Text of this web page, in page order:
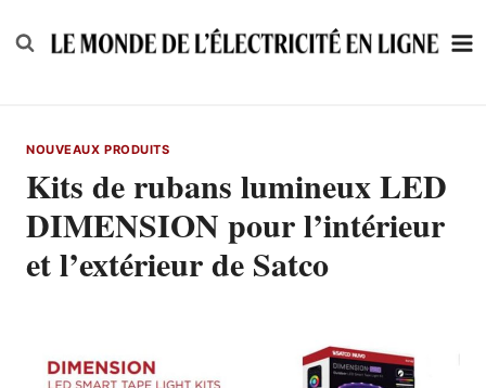
to
NOUVEAUX PRODUITS
Kits de rubans lumineux LED
DIMENSION pour l’intérieur
et l’extérieur de Satco